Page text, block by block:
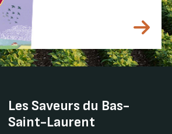
Les Saveurs du Bas-
Saint-Laurent